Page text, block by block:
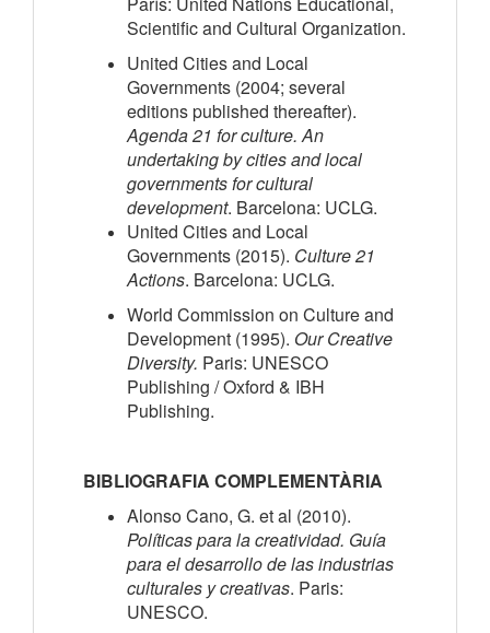
Scientific and Cultural Organization.
United Cities and Local
Governments (2004; several
editions published thereafter).
Agenda 21 for culture. An
undertaking by cities and local
governments for cultural
development. Barcelona: UCLG.
United Cities and Local
Governments (2015). Culture 21
Actions. Barcelona: UCLG.
World Commission on Culture and
Development (1995). Our Creative
Diversity. Paris: UNESCO
Publishing / Oxford & IBH
Publishing.
BIBLIOGRAFIA COMPLEMENTÀRIA
Alonso Cano, G. et al (2010).
Políticas para la creatividad. Guía
para el desarrollo de las industrias
culturales y creativas. Paris:
UNESCO.